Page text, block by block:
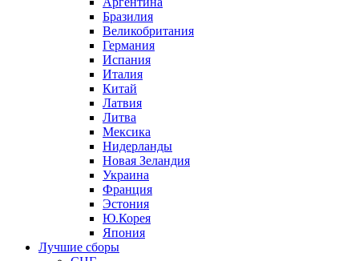
Бразилия
Великобритания
Германия
Испания
Италия
Китай
Латвия
Литва
Мексика
Нидерланды
Новая Зеландия
Украина
Франция
Эстония
Ю.Корея
Япония
Лучшие сборы